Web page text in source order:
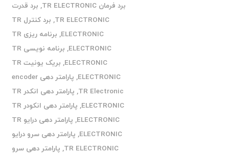
برد فرمان TR ELECTRONIC
, برد قدرت
TR ELECTRONIC
,
برد کنترل TR
ELECTRONIC
,
برنامه ریزی TR
ELECTRONIC
,
برنامه نویسی TR
ELECTRONIC
,
بریک یونیت TR
ELECTRONIC
,
پارامتر دهی encoder
TR Electronic
,
پارامتر دهی انکدر TR
ELECTRONIC
,
پارامتر دهی انکودر TR
ELECTRONIC
,
پارامتر دهی درایو TR
ELECTRONIC
, پارامتر دهی سرو درایو
TR ELECTRONIC
, پارامتر دهی سرو